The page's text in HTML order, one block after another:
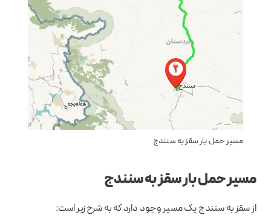
مسیر حمل بار سقز به سنندج
مسیر حمل بار سقز به سنندج
از سقز به سنندج یک مسیر وجود دارد که به شرح زیر است: